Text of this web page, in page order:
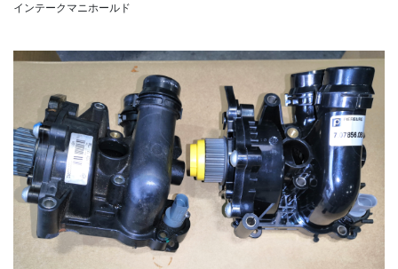
インテークマニホールド